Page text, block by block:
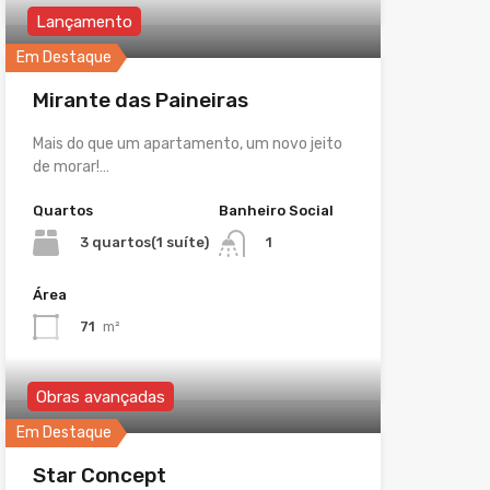
Em Destaque
Lançamento
Mirante das Paineiras
Mais do que um apartamento, um novo jeito
de morar!…
Quartos
3 quartos(1 suíte)
Banheiro Social
1
Área
71 m²
Em Destaque
Obras avançadas
Star Concept